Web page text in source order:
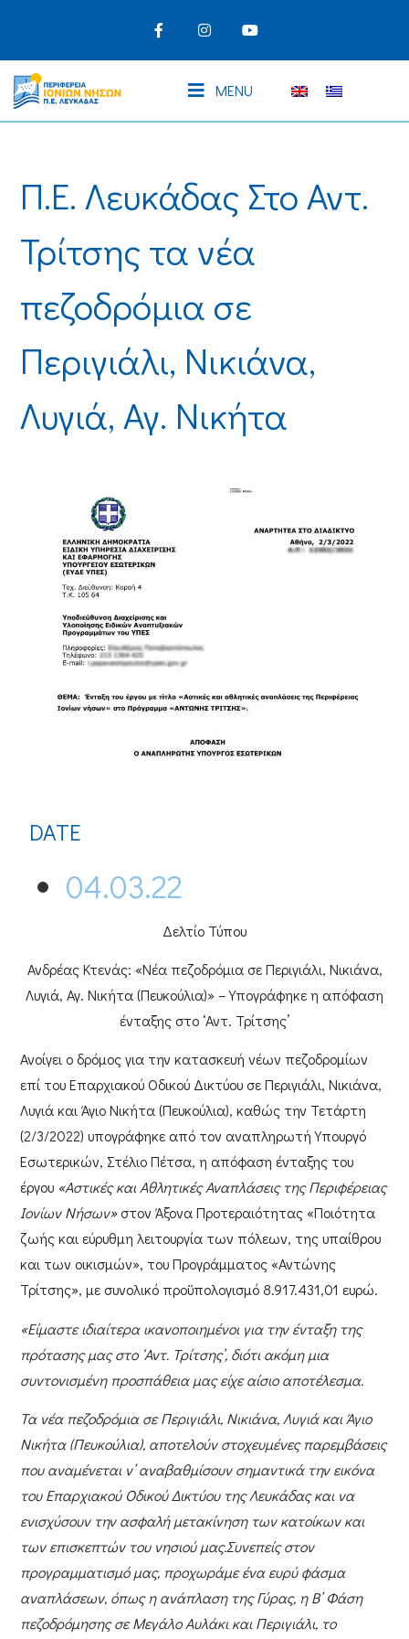
MENU
Π.Ε. Λευκάδας Στο Αντ.
Τρίτσης τα νέα
πεζοδρόμια σε
Περιγιάλι, Νικιάνα,
Λυγιά, Αγ. Νικήτα
DATE
04.03.22
Δελτίο Τύπου
Ανδρέας Κτενάς: «Νέα πεζοδρόμια σε Περιγιάλι, Νικιάνα,
Λυγιά, Αγ. Νικήτα (Πευκούλια)» – Υπογράφηκε η απόφαση
ένταξης στο ‘Αντ. Τρίτσης’
Ανοίγει ο δρόμος για την κατασκευήνέων πεζοδρομίων
επί του Επαρχιακού Οδικού Δικτύου σεΠεριγιάλι,Νικιάνα,
ΛυγιάκαιΆγιο Νικήτα (Πευκούλια), καθώς την Τετάρτη
(2/3/2022) υπογράφηκε από τον αναπληρωτή Υπουργό
Εσωτερικών, Στέλιο Πέτσα, η απόφαση ένταξης του
έργου «Αστικές και Αθλητικές Αναπλάσεις της Περιφέρειας
Ιονίων Νήσων»στον Άξονα Προτεραιότητας «Ποιότητα
ζωής και εύρυθμη λειτουργία των πόλεων, της υπαίθρου
και των οικισμών», τουΠρογράμματος «Αντώνης
Τρίτσης», με συνολικό προϋπολογισμό 8.917.431,01 ευρώ.
«Είμαστε ιδιαίτερα ικανοποιημένοι για την ένταξη της
πρότασης μας στο ‘Αντ. Τρίτσης’, διότι ακόμη μια
συντονισμένη προσπάθεια μας είχε αίσιο αποτέλεσμα.
Τα νέα πεζοδρόμια σε Περιγιάλι, Νικιάνα, Λυγιά και Άγιο
Νικήτα (Πευκούλια), αποτελούν στοχευμένες παρεμβάσεις
που αναμένεται ν’ αναβαθμίσουν σημαντικά την εικόνα
του Επαρχιακού Οδικού Δικτύου της Λευκάδας και να
ενισχύσουν την ασφαλή μετακίνηση των κατοίκων και
των επισκεπτών του νησιού μας.Συνεπείς στον
προγραμματισμό μας, προχωράμε ένα ευρύ φάσμα
αναπλάσεων, όπως η ανάπλαση της Γύρας, η Β’ Φάση
πεζοδρόμησης σε Μεγάλο Αυλάκι και Περιγιάλι, το